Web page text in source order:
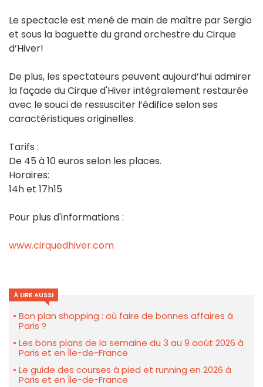
Le spectacle est mené de main de maître par Sergio
et sous la baguette du grand orchestre du Cirque
d’Hiver!
De plus, les spectateurs peuvent aujourd’hui admirer
la façade du Cirque d'Hiver intégralement restaurée
avec le souci de ressusciter l’édifice selon ses
caractéristiques originelles.
Tarifs :
De 45 à 10 euros selon les places.
Horaires:
14h et 17h15
Pour plus d'informations :
www.cirquedhiver.com
À LIRE AUSSI
Bon plan shopping : où faire de bonnes affaires à
Paris ?
Les bons plans de la semaine du 3 au 9 août 2026 à
Paris et en Île-de-France
Le guide des courses à pied et running en 2026 à
Paris et en Île-de-France